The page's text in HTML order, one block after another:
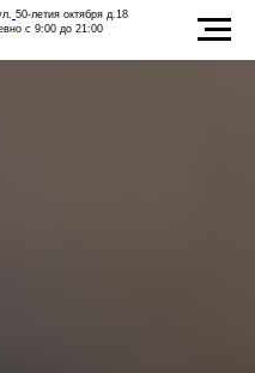
50-летия октября д.18
с 9:00 до 21:00